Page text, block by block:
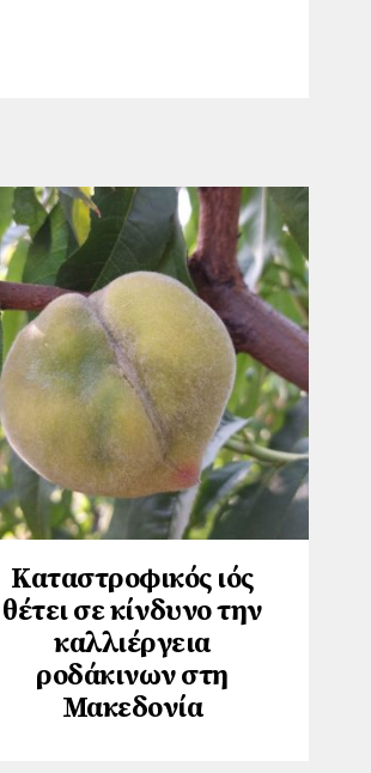
Καταστροφικός ιός
θέτει σε κίνδυνο την
καλλιέργεια
ροδάκινων στη
Μακεδονία